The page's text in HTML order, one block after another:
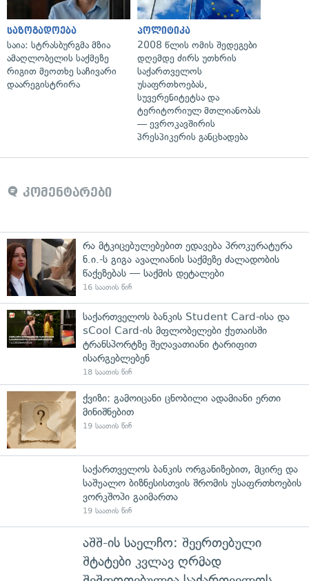
საზოგადოება
საია: სტრასბურგმა მზია
ამაღლობელის საქმეზე
რიგით მეოთხე საჩივარი
დაარეგისტრირა
პოლიტიკა
2008 წლის ომის შედეგები
დღემდე ძირს უთხრის
საქართველოს
უსაფრთხოებას,
სუვერენიტეტსა და
ტერიტორიულ მთლიანობას
— ევროკავშირის
პრესპიკერის განცხადება
კომენტარები
რა მტკიცებულებებით ედავება პროკურატურა
ნ.ი.-ს გიგა ავალიანის საქმეზე ძალადობის
წაქეზებას — საქმის დეტალები
16 საათის წინ
საქართველოს ბანკის Student Card-ისა და
sCool Card-ის მფლობელები ქუთაისში
ტრანსპორტზე შეღავათიანი ტარიფით
ისარგებლებენ
18 საათის წინ
ქვიზი: გამოიცანი ცნობილი ადამიანი ერთი
მინიშნებით
19 საათის წინ
საქართველოს ბანკის ორგანიზებით, მცირე და
საშუალო ბიზნესისთვის შრომის უსაფრთხოების
ვორკშოპი გაიმართა
19 საათის წინ
აშშ-ის საელჩო: შეერთებული
შტატები კვლავ ღრმად